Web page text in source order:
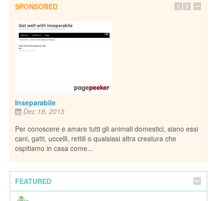
SPONSORED
Inseparabile
Dec 18, 2013
Per conoscere e amare tutti gli animali domestici, siano essi
cani, gatti, uccelli, rettili o qualsiasi altra creatura che
ospitiamo in casa come...
FEATURED